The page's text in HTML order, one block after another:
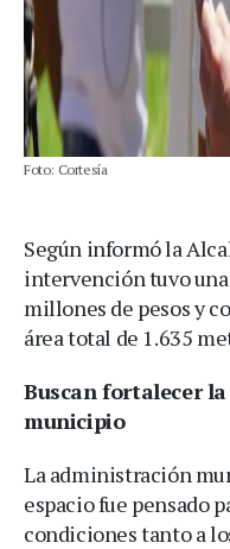
Foto: Cortesía
Según informó la
intervención tuvo
millones de pesos y
área total de 1.635
Buscan fortalecer
municipio
La administración
espacio fue pensado
condiciones tanto a